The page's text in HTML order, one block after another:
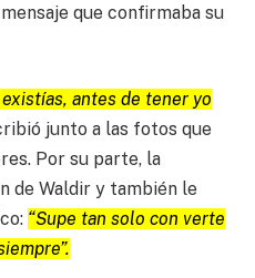
que confirmaba su
antes de tener yo
junto a las fotos que
Por su parte, la
de Waldir y también le
“Supe tan solo con verte